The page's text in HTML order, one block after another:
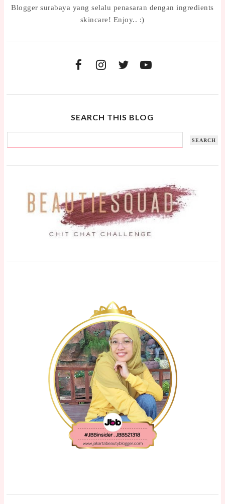
Blogger surabaya yang selalu penasaran dengan ingredients
skincare! Enjoy.. :)
SEARCH THIS BLOG